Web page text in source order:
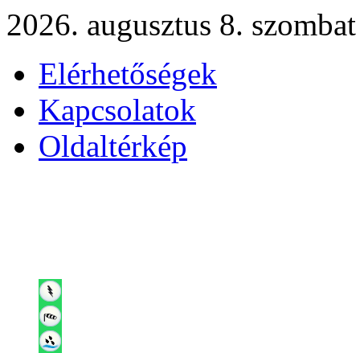
2026. augusztus 8. szombat
Elérhetőségek
Kapcsolatok
Oldaltérkép